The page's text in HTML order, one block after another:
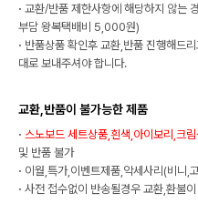
· 교환/반품 제한사항에 해당하지 않는
부담 왕복택배비 5,000원)
· 반품상품 확인후 교환,반품 진행해드
대로 보내주셔야 합니다.
교환,반품이 불가능한 제품
· 스노보드 세트상품,흰색,아이보리,크
및 반품 불가
· 이월,특가,이벤트제품,악세사리(비니,
· 사전 접수없이 반송될경우 교환,환불